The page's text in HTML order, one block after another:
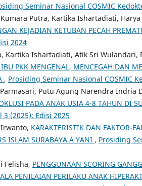
Seminar Nasional COSMIC
Putra, Kartika Ishartadiati,
KEJADIAN KETUBAN PECAH
2024
Kartika Ishartadiati, Atik Sri
PKK MENGENAL, MENCEGAH DAN
, Prosiding Seminar Nasional COSMIC
Putu Agung Narendra Indria
PADA ANAK USIA 4-8 TAHUN DI
3 (2025): Edisi 2025
KARAKTERISTIK DAN FAKTOR-
ISLAM SURABAYA A YANI , Prosiding
Felisha, PENGGUNAAN SCORING
PENILAIAN PERILAKU ANAK